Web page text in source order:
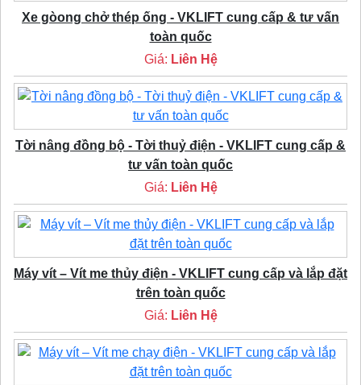
Xe gòong chở thép ống - VKLIFT cung cấp & tư vấn
toàn quốc
Giá: Liên Hệ
Tời nâng đồng bộ - Tời thuỷ điện - VKLIFT cung cấp &
tư vấn toàn quốc
Giá: Liên Hệ
Máy vít – Vít me thủy điện - VKLIFT cung cấp và lắp đặt
trên toàn quốc
Giá: Liên Hệ